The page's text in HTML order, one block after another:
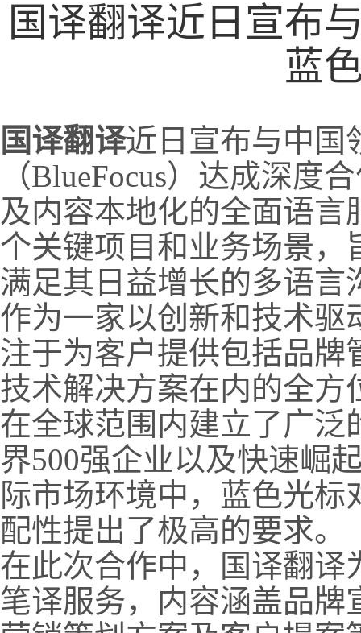
国译翻译近日宣布
蓝
国译翻译近日宣布与中国
（BlueFocus）达成深度
及内容本地化的全面语
个关键项目和业务场景，
满足其日益增长的多语言
作为一家以创新和技术驱
注于为客户提供包括品
技术解决方案在内的全方
在全球范围内建立了广泛
界500强企业以及快速崛
际市场环境中，蓝色光
配性提出了极高的要求。
在此次合作中，国译翻译
笔译服务，内容涵盖品牌